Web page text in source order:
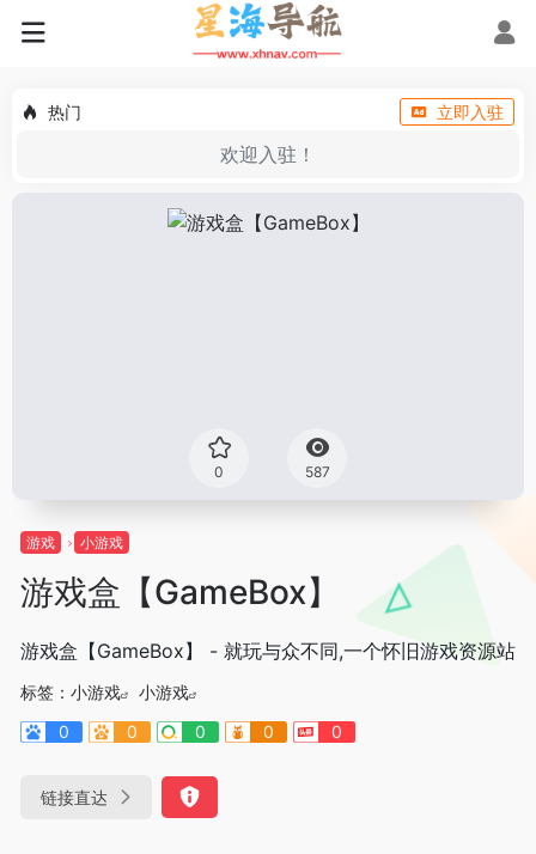
热门 立即入驻
欢迎入驻！
0 587
游戏 小游戏
游戏盒【GameBox】
游戏盒【GameBox】 - 就玩与众不同,一个怀旧游戏资源站
标签： 小游戏
小游戏
0
0 0 0 0
链接直达